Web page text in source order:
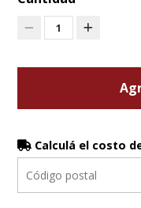
1
Calculá el costo